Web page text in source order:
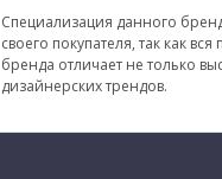
Специализация данного
своего покупателя, так как
бренда отличает не только
дизайнерских трендов.